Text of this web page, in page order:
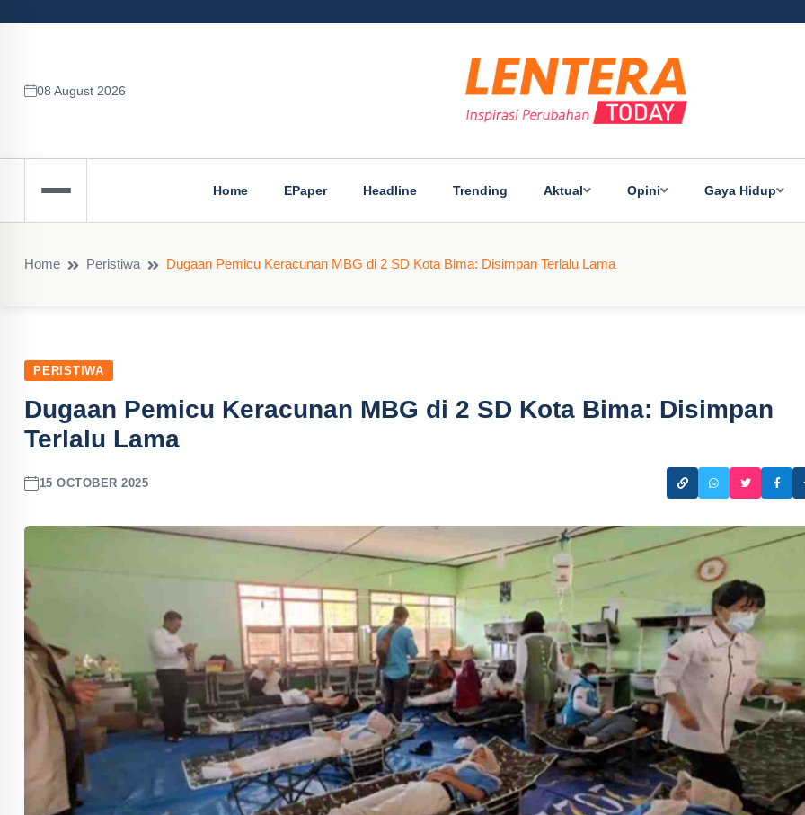
08 August 2026
Home EPaper Headline Trending Aktual Opini Gaya Hidup
Home Peristiwa Dugaan Pemicu Keracunan MBG di 2 SD Kota Bima: Disimpan Terlalu Lama
PERISTIWA
Dugaan Pemicu Keracunan MBG di 2 SD Kota Bima: Disimpan
Terlalu Lama
15 OCTOBER 2025